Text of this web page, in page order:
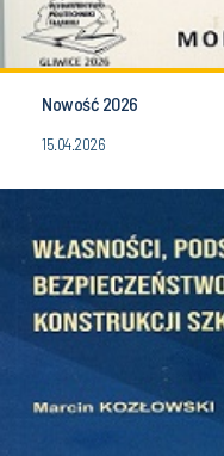
Nowość 2026
15.04.2026